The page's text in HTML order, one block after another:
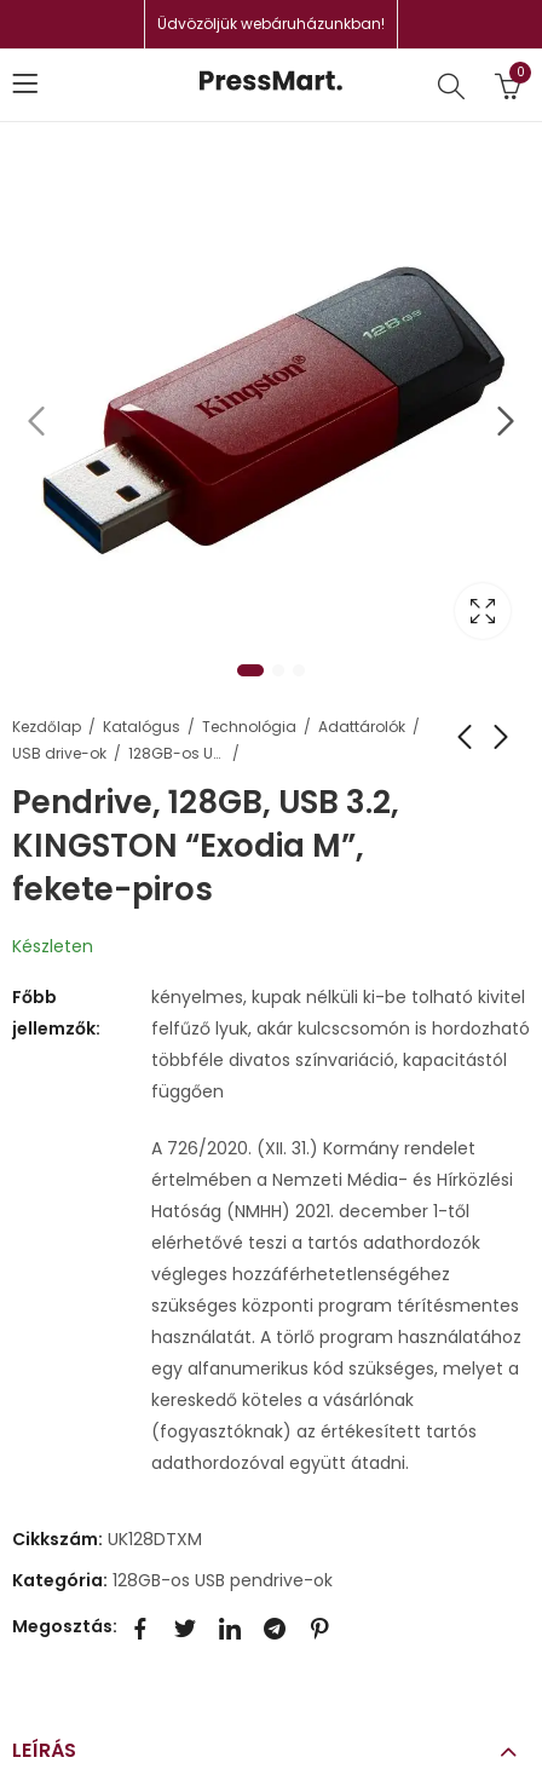
Üdvözöljük webáruházunkban!
0
Kezdőlap Katalógus Technológia
Adattárolók
USB drive-ok
128GB-os USB pendrive-ok
Pendrive, 128GB, USB 3.2,
KINGSTON “Exodia M”,
fekete-piros
Készleten
Főbb
jellemzők:
kényelmes, kupak nélküli ki-be tolható kivitel
felfűző lyuk, akár kulcscsomón is hordozható
többféle divatos színvariáció, kapacitástól
függően
A 726/2020. (XII. 31.) Kormány rendelet
értelmében a Nemzeti Média- és Hírközlési
Hatóság (NMHH) 2021. december 1-től
elérhetővé teszi a tartós adathordozók
végleges hozzáférhetetlenségéhez
szükséges központi program térítésmentes
használatát. A törlő program használatához
egy alfanumerikus kód szükséges, melyet a
kereskedő köteles a vásárlónak
(fogyasztóknak) az értékesített tartós
adathordozóval együtt átadni.
Cikkszám: UK128DTXM
Kategória: 128GB-os USB pendrive-ok
Megosztás:
LEÍRÁS